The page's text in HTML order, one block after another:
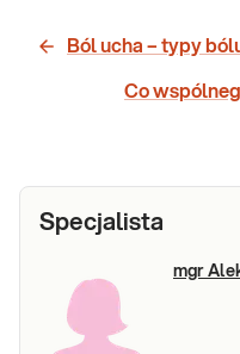
Ból ucha – typy
Co
Specjalista
mgr